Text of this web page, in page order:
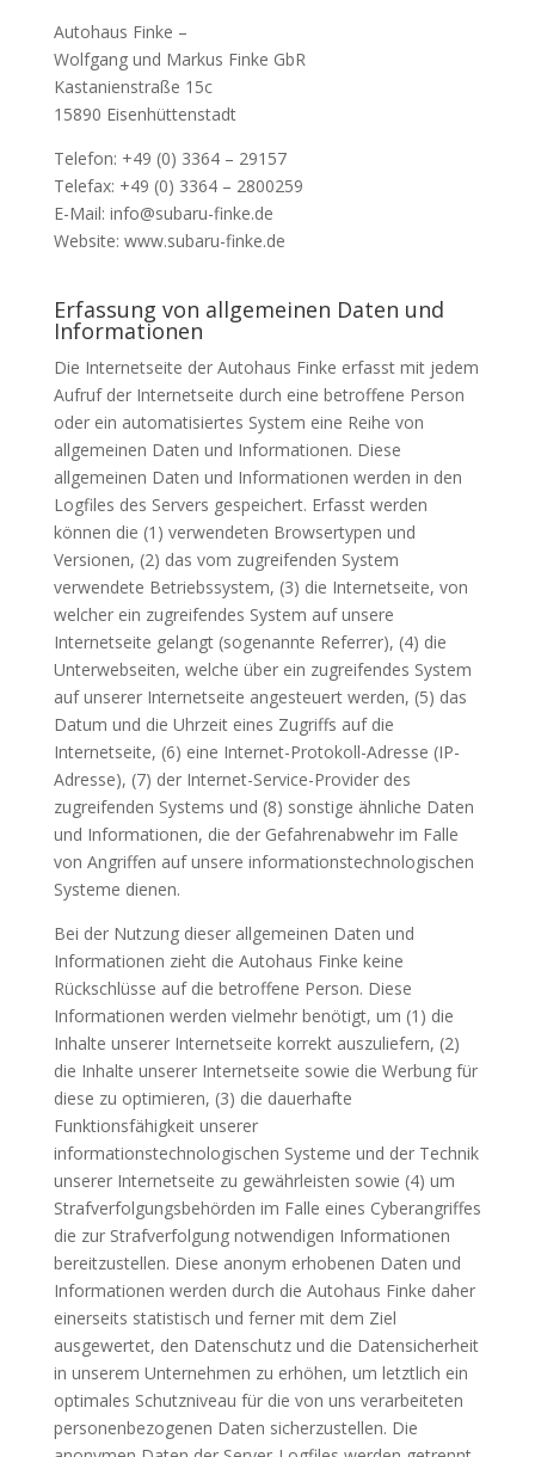
Autohaus Finke –
Wolfgang und Markus Finke GbR
Kastanienstraße 15c
15890 Eisenhüttenstadt
Telefon: +49 (0) 3364 – 29157
Telefax: +49 (0) 3364 – 2800259
E-Mail: info@subaru-finke.de
Website: www.subaru-finke.de
Erfassung von allgemeinen Daten und
Informationen
Die Internetseite der Autohaus Finke erfasst mit jedem
Aufruf der Internetseite durch eine betroffene Person
oder ein automatisiertes System eine Reihe von
allgemeinen Daten und Informationen. Diese
allgemeinen Daten und Informationen werden in den
Logfiles des Servers gespeichert. Erfasst werden
können die (1) verwendeten Browsertypen und
Versionen, (2) das vom zugreifenden System
verwendete Betriebssystem, (3) die Internetseite, von
welcher ein zugreifendes System auf unsere
Internetseite gelangt (sogenannte Referrer), (4) die
Unterwebseiten, welche über ein zugreifendes System
auf unserer Internetseite angesteuert werden, (5) das
Datum und die Uhrzeit eines Zugriffs auf die
Internetseite, (6) eine Internet-Protokoll-Adresse (IP-
Adresse), (7) der Internet-Service-Provider des
zugreifenden Systems und (8) sonstige ähnliche Daten
und Informationen, die der Gefahrenabwehr im Falle
von Angriffen auf unsere informationstechnologischen
Systeme dienen.
Bei der Nutzung dieser allgemeinen Daten und
Informationen zieht die Autohaus Finke keine
Rückschlüsse auf die betroffene Person. Diese
Informationen werden vielmehr benötigt, um (1) die
Inhalte unserer Internetseite korrekt auszuliefern, (2)
die Inhalte unserer Internetseite sowie die Werbung für
diese zu optimieren, (3) die dauerhafte
Funktionsfähigkeit unserer
informationstechnologischen Systeme und der Technik
unserer Internetseite zu gewährleisten sowie (4) um
Strafverfolgungsbehörden im Falle eines Cyberangriffes
die zur Strafverfolgung notwendigen Informationen
bereitzustellen. Diese anonym erhobenen Daten und
Informationen werden durch die Autohaus Finke daher
einerseits statistisch und ferner mit dem Ziel
ausgewertet, den Datenschutz und die Datensicherheit
in unserem Unternehmen zu erhöhen, um letztlich ein
optimales Schutzniveau für die von uns verarbeiteten
personenbezogenen Daten sicherzustellen. Die